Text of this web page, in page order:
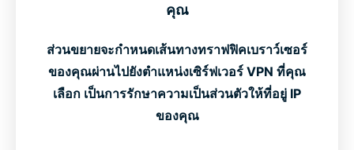
คุณ
ส่วนขยายจะกำหนดเส้นทางทราฟฟิคเบราว์เซอร์
ของคุณผ่านไปยังตำแหน่งเซิร์ฟเวอร์ VPN ที่คุณ
เลือก เป็นการรักษาความเป็นส่วนตัวให้ที่อยู่ IP
ของคุณ